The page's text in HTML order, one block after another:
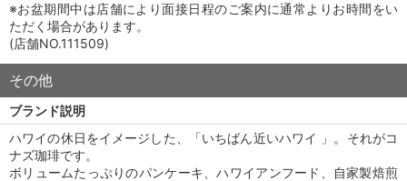
※お盆期間中は店舗により面接日程のご案内に通常よりお時間をい
ただく場合があります。
(店舗NO.111509)
その他
ブランド説明
ハワイの休日をイメージした、「いちばん近いハワイ 」。それがコ
ナズ珈琲です。
ボリュームたっぷりのパンケーキ、ハワイアンフード、自家製焙煎